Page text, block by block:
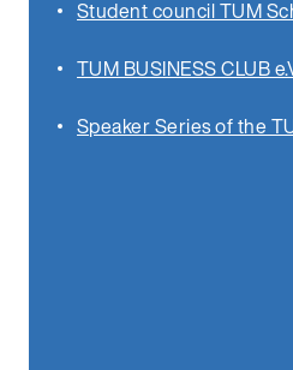
Student council TUM
TUM BUSINESS CLUB
Speaker Series of the